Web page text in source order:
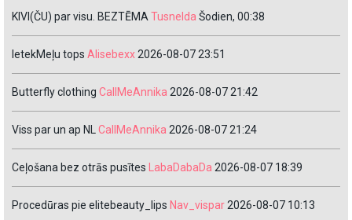
KIVI(ČU) par visu. BEZTĒMATusnelda Šodien, 00:38
IetekMeļu tops Alisebexx2026-08-07 23:51
Butterfly clothing CallMeAnnika 2026-08-07 21:42
Viss par un ap NLCallMeAnnika 2026-08-07 21:24
Ceļošana bez otrās pusītes LabaDabaDa 2026-08-07 18:39
Procedūras pie elitebeauty_lips Nav_vispar2026-08-07 10:13